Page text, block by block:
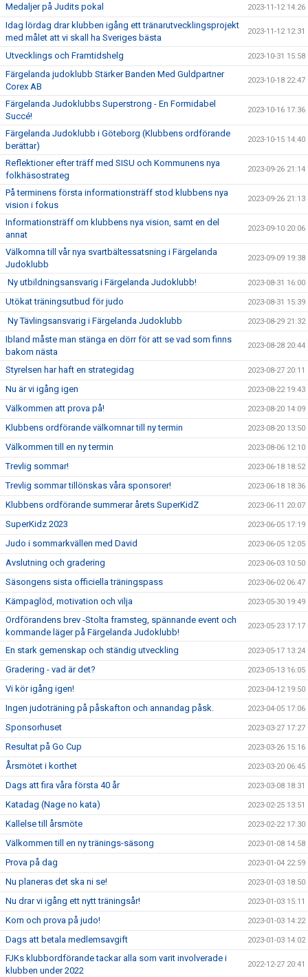
Medaljer på Judits pokal 2023-11-12 14:26
Idag lördag drar klubben igång ett tränarutvecklingsprojekt
med målet att vi skall ha Sveriges bästa
2023-11-12 12:31
Utvecklings och Framtidshelg 2023-10-31 15:58
Färgelanda judoklubb Stärker Banden Med Guldpartner
Corex AB
2023-10-18 22:47
Färgelanda Judoklubbs Superstrong - En Formidabel
Succé!
2023-10-16 17:36
Färgelanda Judoklubb i Göteborg (Klubbens ordförande
berättar)
2023-10-15 14:40
Reflektioner efter träff med SISU och Kommunens nya
folkhäsostrateg
2023-09-26 21:14
På terminens första informationsträff stod klubbens nya
vision i fokus
2023-09-26 21:13
Informationsträff om klubbens nya vision, samt en del
annat
2023-09-10 20:06
Välkomna till vår nya svartbältessatsning i Färgelanda
Judoklubb
2023-09-09 19:38
Ny utbildningsansvarig i Färgelanda Judoklubb! 2023-08-31 16:00
Utökat träningsutbud för judo 2023-08-31 15:39
Ny Tävlingsansvarig i Färgelanda Judoklubb 2023-08-29 21:32
Ibland måste man stänga en dörr för att se vad som finns
bakom nästa
2023-08-28 20:44
Styrelsen har haft en strategidag 2023-08-27 20:11
Nu är vi igång igen 2023-08-22 19:43
Välkommen att prova på! 2023-08-20 14:09
Klubbens ordförande välkomnar till ny termin 2023-08-20 13:50
Välkommen till en ny termin 2023-08-06 12:10
Trevlig sommar! 2023-06-18 18:52
Trevlig sommar tillönskas våra sponsorer! 2023-06-18 18:36
Klubbens ordförande summerar årets SuperKidZ 2023-06-11 20:07
SuperKidz 2023 2023-06-05 17:19
Judo i sommarkvällen med David 2023-06-05 12:05
Avslutning och gradering 2023-06-03 10:50
Säsongens sista officiella träningspass 2023-06-02 06:47
Kämpaglöd, motivation och vilja 2023-05-30 19:49
Ordförandens brev -Stolta framsteg, spännande event och
kommande läger på Färgelanda Judoklubb!
2023-05-23 17:17
En stark gemenskap och ständig utveckling 2023-05-17 13:24
Gradering - vad är det? 2023-05-13 16:05
Vi kör igång igen! 2023-04-12 19:50
Ingen judoträning på påskafton och annandag påsk. 2023-04-05 17:06
Sponsorhuset 2023-03-27 17:27
Resultat på Go Cup 2023-03-26 15:16
Årsmötet i korthet 2023-03-20 06:45
Dags att fira våra första 40 år 2023-03-08 18:31
Katadag (Nage no kata) 2023-02-25 13:51
Kallelse till årsmöte 2023-02-22 17:30
Välkommen till en ny tränings-säsong 2023-01-08 14:58
Prova på dag 2023-01-04 22:59
Nu planeras det ska ni se! 2023-01-03 18:50
Nu drar vi igång ett nytt träningsår! 2023-01-03 15:11
Kom och prova på judo! 2023-01-03 14:22
Dags att betala medlemsavgift 2023-01-03 14:02
FJKs klubbordförande tackar alla som varit involverade i
klubben under 2022
2022-12-27 20:41